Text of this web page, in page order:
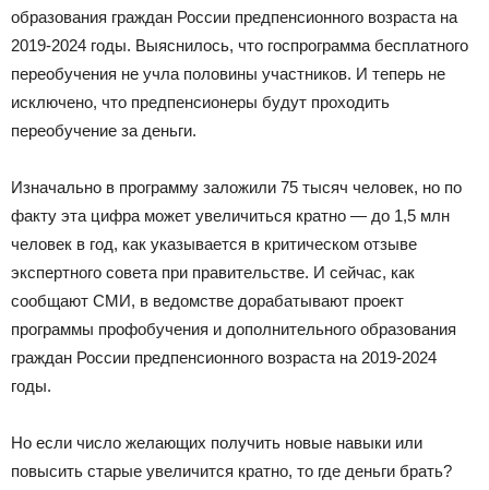
образования граждан России предпенсионного возраста на
2019-2024 годы. Выяснилось, что госпрограмма бесплатного
переобучения не учла половины участников. И теперь не
исключено, что предпенсионеры будут проходить
переобучение за деньги.
Изначально в программу заложили 75 тысяч человек, но по
факту эта цифра может увеличиться кратно — до 1,5 млн
человек в год, как указывается в критическом отзыве
экспертного совета при правительстве. И сейчас, как
сообщают СМИ, в ведомстве дорабатывают проект
программы профобучения и дополнительного образования
граждан России предпенсионного возраста на 2019-2024
годы.
Но если число желающих получить новые навыки или
повысить старые увеличится кратно, то где деньги брать?